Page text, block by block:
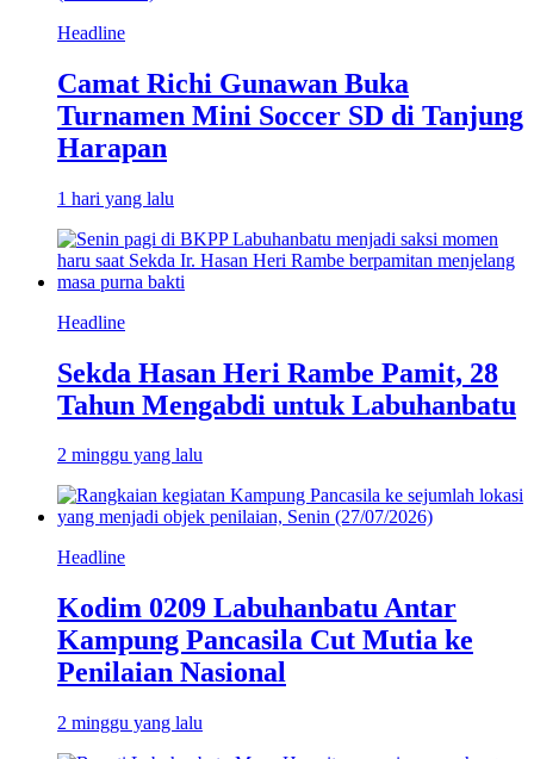
Headline
Camat Richi Gunawan Buka
Turnamen Mini Soccer SD di Tanjung
Harapan
1 hari yang lalu
Headline
Sekda Hasan Heri Rambe Pamit, 28
Tahun Mengabdi untuk Labuhanbatu
2 minggu yang lalu
Headline
Kodim 0209 Labuhanbatu Antar
Kampung Pancasila Cut Mutia ke
Penilaian Nasional
2 minggu yang lalu